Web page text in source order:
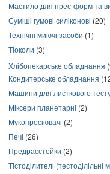
Мастило для прес-форм та
Суміші гумові силіконові (20)
Технічні миючі засоби (1)
Тіоколи (3)
Хлібопекарське обладнання
Кондитерське обладнання
Машини для листкового
Міксери планетарні (2)
Мукопросіювачі (2)
Печі (26)
Предрасстойки (2)
Тістоділителі